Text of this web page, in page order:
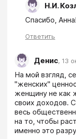
Н.И.
Спасибо,
Ответить
Денис, 13
На мой взгляд,
"женских"
женщину не как
своих доходов.
весь
на то, чтобы
именно это